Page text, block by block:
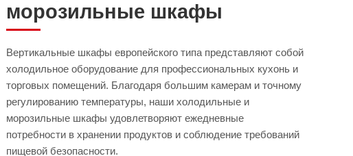
морозильные шкафы
Вертикальные шкафы европейского типа представляют собой
холодильное оборудование для профессиональных кухонь и
торговых помещений. Благодаря большим камерам и точному
регулированию температуры, наши холодильные и
морозильные шкафы удовлетворяют ежедневные
потребности в хранении продуктов и соблюдение требований
пищевой безопасности.